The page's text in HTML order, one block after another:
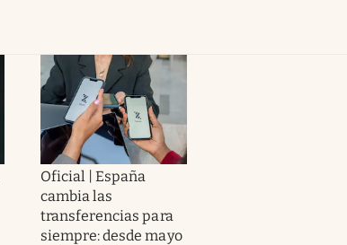
Oficial | España
cambia las
transferencias para
siempre: desde mayo